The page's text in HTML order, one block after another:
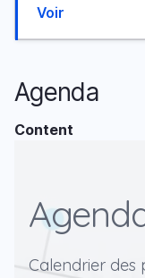
Onglets
principaux
Voir
Agenda
Content
Calendrier des